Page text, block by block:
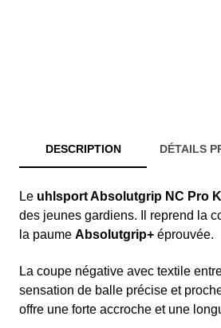
DESCRIPTION DÉTAILS
Le uhlsport Absolutgrip NC Pro
des jeunes gardiens. Il reprend la
la paume Absolutgrip+ éprouvée.
La coupe négative avec textile
sensation de balle précise et
offre une forte accroche et une